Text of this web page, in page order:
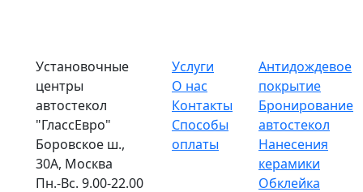
Установочные
центры
автостекол
"ГлассЕвро"
Боровское ш.,
30А, Москва
Пн.-Вс. 9.00-22.00
Услуги
О нас
Контакты
Способы
оплаты
Антидождевое
покрытие
Бронирование
автостекол
Нанесения
керамики
Обклейка